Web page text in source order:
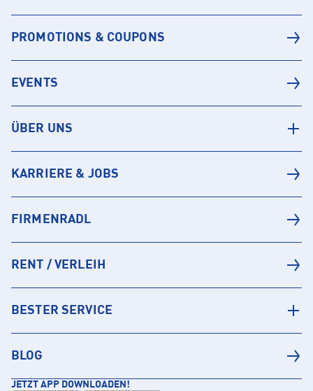
PROMOTIONS & COUPONS
EVENTS
ÜBER UNS
KARRIERE & JOBS
FIRMENRADL
RENT / VERLEIH
BESTER SERVICE
BLOG
JETZT APP DOWNLOADEN!